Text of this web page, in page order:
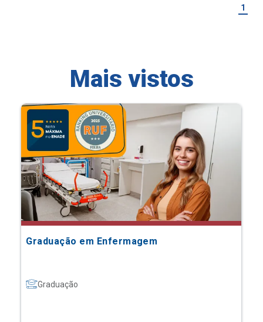
1
Mais vistos
Graduação em Enfermagem
Graduação